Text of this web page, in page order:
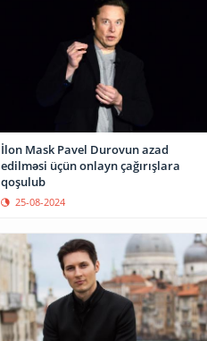
İlon Mask Pavel Durovun azad
edilməsi üçün onlayn çağırışlara
qoşulub
25-08-2024